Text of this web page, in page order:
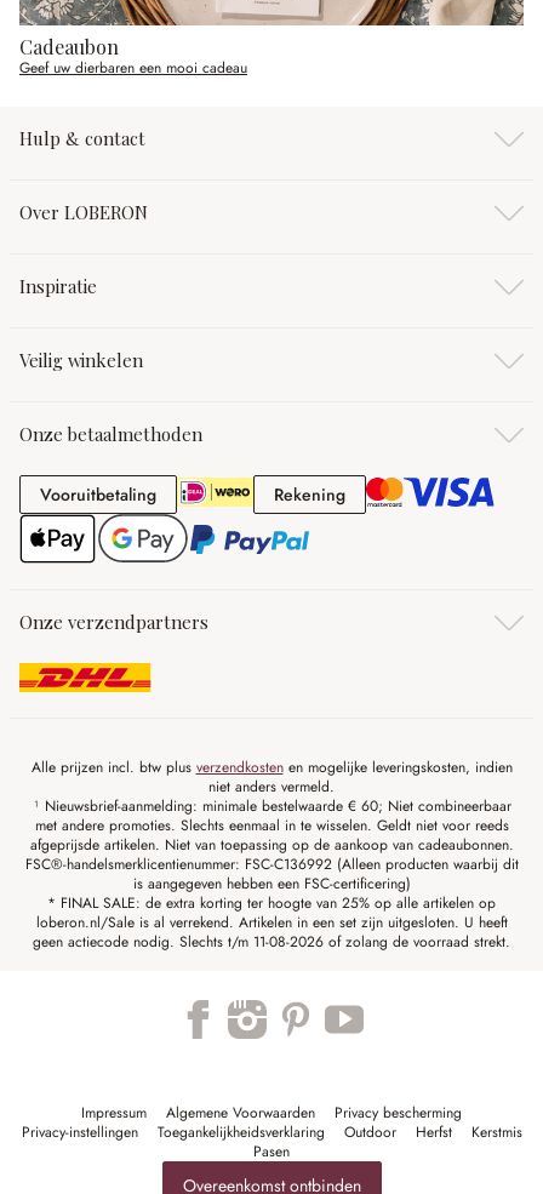
Cadeaubon
Geef uw dierbaren een mooi cadeau
Hulp & contact
Over LOBERON
Inspiratie
Veilig winkelen
Onze betaalmethoden
VooruitbetalingVooruitbetaling RekeningRekening
Onze verzendpartners
Alle prijzen incl. btw plus verzendkostenen mogelijke leveringskosten, indien
niet anders vermeld.
¹ Nieuwsbrief-aanmelding: minimale bestelwaarde € 60; Niet combineerbaar
met andere promoties. Slechts eenmaal in te wisselen. Geldt niet voor reeds
afgeprijsde artikelen. Niet van toepassing op de aankoop van cadeaubonnen.
FSC®-handelsmerklicentienummer: FSC-C136992 (Alleen producten waarbij dit
is aangegeven hebben een FSC-certificering)
* FINAL SALE: de extra korting ter hoogte van 25% op alle artikelen op
loberon.nl/Sale is al verrekend. Artikelen in een set zijn uitgesloten. U heeft
geen actiecode nodig. Slechts t/m 11-08-2026 of zolang de voorraad strekt.
Impressum Algemene Voorwaarden
Privacy bescherming
Privacy-instellingen
Toegankelijkheidsverklaring Outdoor Herfst
Kerstmis
Pasen
Overeenkomst ontbinden